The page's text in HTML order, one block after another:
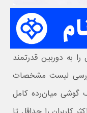
نوت ۱۳ پرو پلاس را به دوربین قدرتمند
بررسی لیست مشخصات
پلاس از یک گوشی میان‌رده کامل